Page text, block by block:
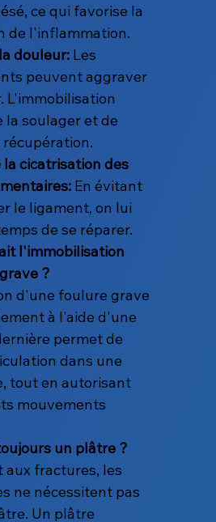
ce qui favorise la
de l'inflammation.
douleur: Les
peuvent aggraver
L'immobilisation
la soulager et de
la cicatrisation des
En évitant
le ligament, on lui
de se réparer.
l'immobilisation
?
d'une foulure grave
à l'aide d'une
permet de
dans une
tout en autorisant
mouvements
un plâtre ?
fractures, les
ne nécessitent pas
Un plâtre